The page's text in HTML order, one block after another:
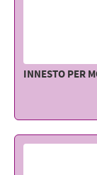
Elettricità -
Elettronica
Sicurezza -
Outlet
INNESTO PER